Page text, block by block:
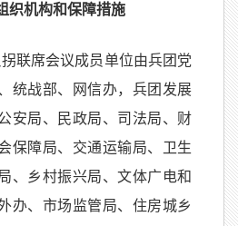
织机构和保障措施
联席会议成员单位由兵团党
统战部、网信办，兵团发展
安局、民政局、司法局、财
保障局、交通运输局、卫生
、乡村振兴局、文体广电和
办、市场监管局、住房城乡